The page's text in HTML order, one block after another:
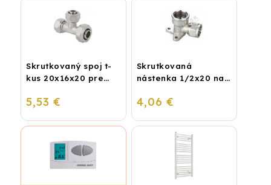
Skrutkovaný spoj t-
kus 20x16x20 pre
5,53 €
Skrutkovaná
nástenka 1/2x20 na
4,06 €